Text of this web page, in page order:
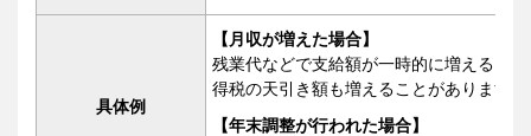
具体例
【月収が増えた場合】
残業代などで支給額が一時的に増えると
得税の天引き額も増えることがあります。
【年末調整が行われた場合】